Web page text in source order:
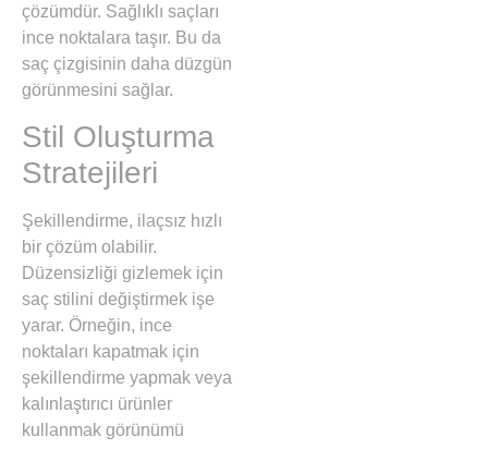
çözümdür. Sağlıklı saçları
ince noktalara taşır. Bu da
saç çizgisinin daha düzgün
görünmesini sağlar.
Stil Oluşturma
Stratejileri
Şekillendirme, ilaçsız hızlı
bir çözüm olabilir.
Düzensizliği gizlemek için
saç stilini değiştirmek işe
yarar. Örneğin, ince
noktaları kapatmak için
şekillendirme yapmak veya
kalınlaştırıcı ürünler
kullanmak görünümü